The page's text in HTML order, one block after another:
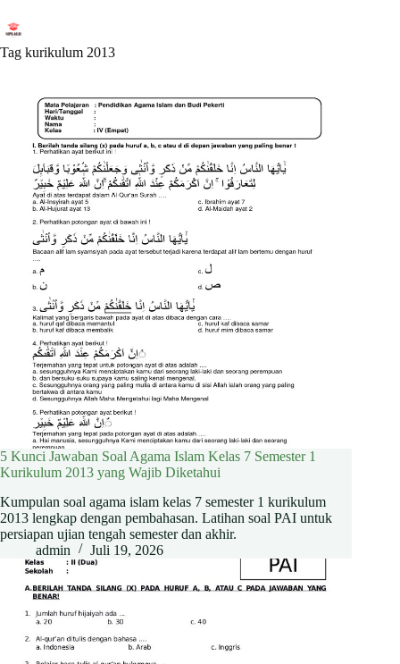
to
content
Tag kurikulum 2013
5 Kunci Jawaban Soal Agama Islam Kelas 7 Semester 1
Kurikulum 2013 yang Wajib Diketahui
Kumpulan soal agama islam kelas 7 semester 1 kurikulum
2013 lengkap dengan pembahasan. Latihan soal PAI untuk
persiapan ujian tengah semester dan akhir.
admin
Juli 19, 2026